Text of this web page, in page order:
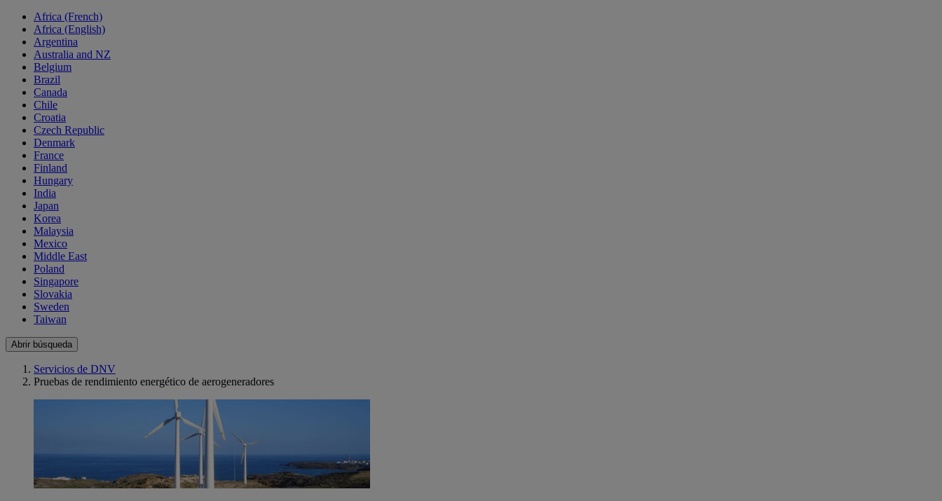
Africa (French)
Africa (English)
Argentina
Australia and NZ
Belgium
Brazil
Canada
Chile
Croatia
Czech Republic
Denmark
France
Finland
Hungary
India
Japan
Korea
Malaysia
Mexico
Middle East
Poland
Singapore
Slovakia
Sweden
Taiwan
Abrir búsqueda
Servicios de DNV
Pruebas de rendimiento energético de aerogeneradores